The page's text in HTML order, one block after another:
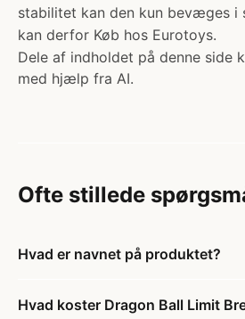
stabilitet kan den kun bevæges i
kan derfor Køb hos Eurotoys.
Dele af indholdet på denne side
med hjælp fra AI.
Ofte stillede
Hvad er navnet på produktet?
Hvad koster Dragon Ball Limit